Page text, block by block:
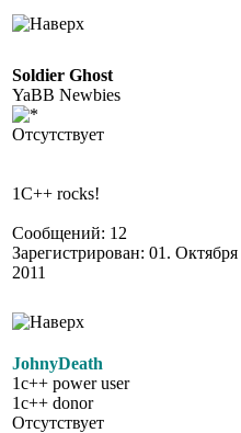
Soldier Ghost
YaBB Newbies
Отсутствует
1C++ rocks!
Сообщений: 12
Зарегистрирован: 01. Октября
2011
JohnyDeath
1c++ power user
1c++ donor
Отсутствует